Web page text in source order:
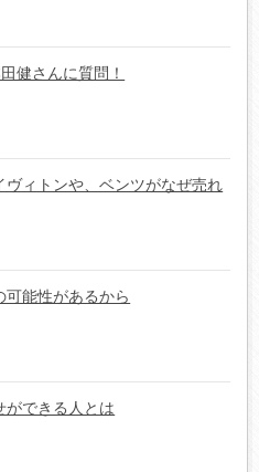
健さんに質問！
ヴィトンや、ベンツがなぜ売れ
可能性があるから
ができる人とは